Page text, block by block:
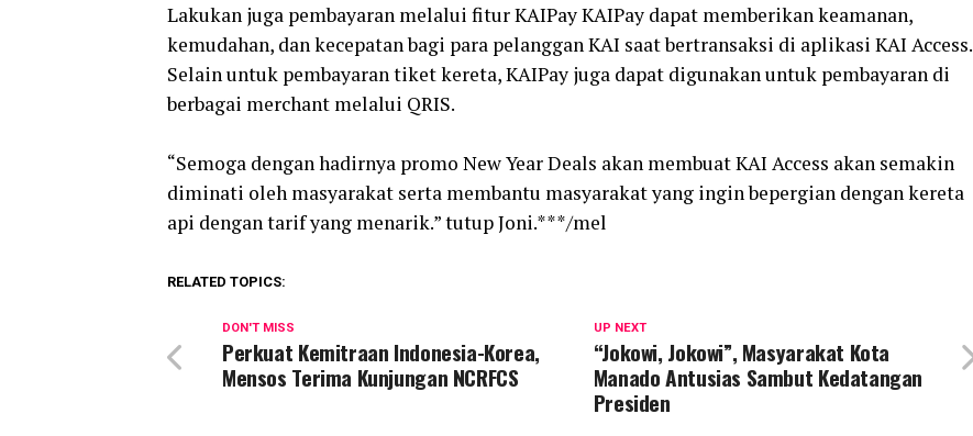
Lakukan juga pembayaran melalui fitur KAIPay KAIPay dapat memberikan keamanan,
kemudahan, dan kecepatan bagi para pelanggan KAI saat bertransaksi di aplikasi KAI Access.
Selain untuk pembayaran tiket kereta, KAIPay juga dapat digunakan untuk pembayaran di
berbagai merchant melalui QRIS.
“Semoga dengan hadirnya promo New Year Deals akan membuat KAI Access akan semakin
diminati oleh masyarakat serta membantu masyarakat yang ingin bepergian dengan kereta
api dengan tarif yang menarik.” tutup Joni.***/mel
RELATED TOPICS:
UP NEXT
“Jokowi, Jokowi”, Masyarakat Kota
Manado Antusias Sambut Kedatangan
Presiden
DON'T MISS
Perkuat Kemitraan Indonesia-Korea,
Mensos Terima Kunjungan NCRFCS